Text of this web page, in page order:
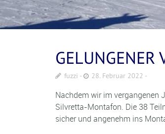
GELUNGENER
fuzzi 28. Februar 2022
Nachdem wir im vergangenen
Silvretta-Montafon. Die 38
sicher und angenehm ins